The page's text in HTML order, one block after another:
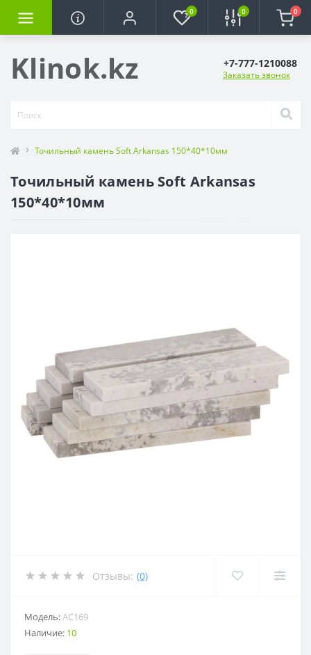
0 0 0
Klinok.kz +7-777-1210088
Заказать звонок
Точильный камень Soft Arkansas 150*40*10мм
Точильный камень Soft Arkansas
150*40*10мм
Отзывы: (0)
Модель:AC169
Наличие: 10